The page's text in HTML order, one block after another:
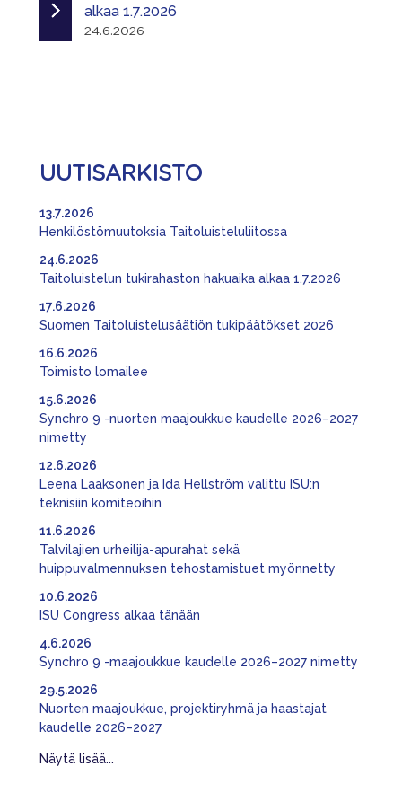
alkaa 1.7.2026
24.6.2026
UUTISARKISTO
Henkilöstömuutoksia Taitoluisteluliitossa
13.7.2026
Taitoluistelun tukirahaston hakuaika alkaa 1.7.2026
24.6.2026
Suomen Taitoluistelusäätiön tukipäätökset 2026
17.6.2026
Toimisto lomailee
16.6.2026
Synchro 9 -nuorten maajoukkue kaudelle 2026–2027
nimetty
15.6.2026
Leena Laaksonen ja Ida Hellström valittu ISU:n
teknisiin komiteoihin
12.6.2026
Talvilajien urheilija-apurahat sekä
huippuvalmennuksen tehostamistuet myönnetty
11.6.2026
ISU Congress alkaa tänään
10.6.2026
Synchro 9 -maajoukkue kaudelle 2026–2027 nimetty
4.6.2026
Nuorten maajoukkue, projektiryhmä ja haastajat
kaudelle 2026–2027
29.5.2026
Näytä lisää...